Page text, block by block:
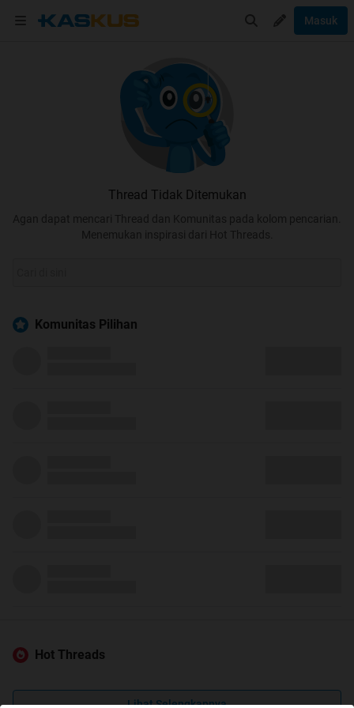
Masuk
Thread Tidak Ditemukan
Agan dapat mencari Thread dan Komunitas pada kolom pencarian.
Menemukan inspirasi dari Hot Threads.
Komunitas Pilihan
Hot Threads
Lihat Selengkapnya